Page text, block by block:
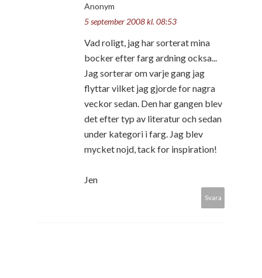
Anonym
5 september 2008 kl. 08:53
Vad roligt, jag har sorterat mina
bocker efter farg ardning ocksa...
Jag sorterar om varje gang jag
flyttar vilket jag gjorde for nagra
veckor sedan. Den har gangen blev
det efter typ av literatur och sedan
under kategori i farg. Jag blev
mycket nojd, tack for inspiration!
Jen
Svara